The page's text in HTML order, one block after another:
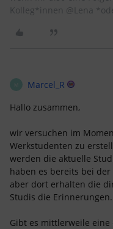
Kolleg*innen @Lena
Marcel_R
Hallo zusammen,
wir versuchen im
Werkstudenten zu
werden die aktuelle
haben es bereits bei der
aber dort erhalten die
Studis die Erinnerungen.
Gibt es mittlerweile